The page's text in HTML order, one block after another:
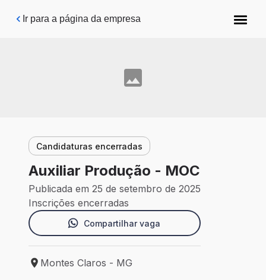
Pular para o conteúdo principal
Ir para a página da empresa
Candidaturas encerradas
Auxiliar Produção - MOC
Publicada em 25 de setembro de 2025
Inscrições encerradas
Compartilhar vaga
Local de trabalho: Montes Claros - MG
Montes Claros - MG